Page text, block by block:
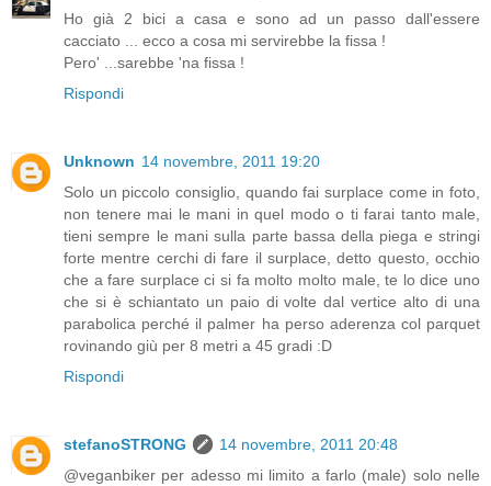
Ho già 2 bici a casa e sono ad un passo dall'essere
cacciato ... ecco a cosa mi servirebbe la fissa !
Pero' ...sarebbe 'na fissa !
Rispondi
Unknown 14 novembre, 2011 19:20
Solo un piccolo consiglio, quando fai surplace come in foto,
non tenere mai le mani in quel modo o ti farai tanto male,
tieni sempre le mani sulla parte bassa della piega e stringi
forte mentre cerchi di fare il surplace, detto questo, occhio
che a fare surplace ci si fa molto molto male, te lo dice uno
che si è schiantato un paio di volte dal vertice alto di una
parabolica perché il palmer ha perso aderenza col parquet
rovinando giù per 8 metri a 45 gradi :D
Rispondi
stefanoSTRONG
14 novembre, 2011 20:48
@veganbiker per adesso mi limito a farlo (male) solo nelle